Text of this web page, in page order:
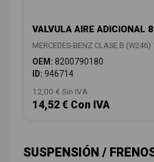
VALVULA AIRE ADICIONAL
MERCEDES-BENZ CLASE B (W246)
OEM: 8200790180
ID: 946714
12,00 € Sin IVA
14,52 € Con IVA
SUSPENSIÓN /